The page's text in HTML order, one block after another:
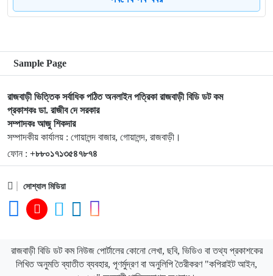
৯
সম্মাননা প্রদান
১০
কালুখালীতে বাস-মাহেন্দ্র সংঘর্ষ নিহত-১ আহত ৫
১১
পদ্মা নদীতে নৌ পুলিশের অভিযানে অবৈধ চায়না দুয়ারী জালসহ জেলে
১২
রাজবাড়ীতে গ্রাহকদের কোটি টাকা আত্মসাৎ: পোস্ট মাস্টারসহ ৭ জনের
Sample Page
রাজবাড়ী ভিত্তিক সর্বাধিক পঠিত অনলাইন পত্রিকা রাজবাড়ী বিডি ডট কম
প্রকাশকঃ ডা. রাজীব দে সরকার
সম্পাদকঃ আজু শিকদার
সম্পাদকীয় কার্যালয় : গোয়ালন্দ বাজার, গোয়ালন্দ, রাজবাড়ী।
ফোন : +৮৮০১৭১৩৫৪৭৮৭৪
সোশ্যাল মিডিয়া
রাজবাড়ী বিডি ডট কম নিউজ পোর্টালের কোনো লেখা, ছবি, ভিডিও বা তথ্য প্রকাশকের
লিখিত অনুমতি ব্যাতীত ব্যবহার, পূণর্মুদ্রণ বা অনুলিপি তৈরীকরণ "কপিরাইট আইন,